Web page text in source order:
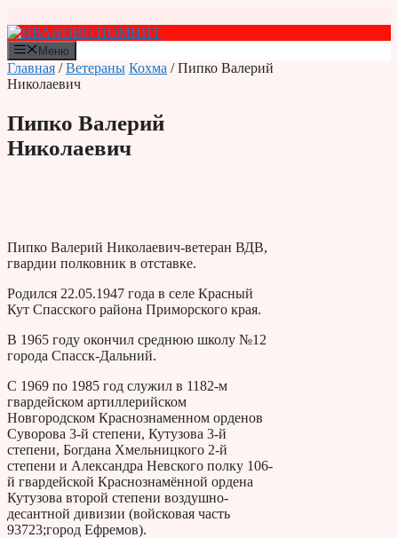
к
содержимому
Меню
Главная /Ветераны Кохма / Пипко Валерий
Николаевич
Пипко Валерий
Николаевич
Пипко Валерий Николаевич-ветеран ВДВ,
гвардии полковник в отставке.
Родился 22.05.1947 года в селе Красный
Кут Спасского района Приморского края.
В 1965 году окончил среднюю школу №12
города Спасск-Дальний.
С 1969 по 1985 год служил в 1182-м
гвардейском артиллерийском
Новгородском Краснознаменном орденов
Суворова 3-й степени, Кутузова 3-й
степени, Богдана Хмельницкого 2-й
степени и Александра Невского полку 106-
й гвардейской Краснознамённой ордена
Кутузова второй степени воздушно-
десантной дивизии (войсковая часть
93723;город Ефремов).